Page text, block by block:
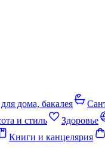
дома, бакалея
и стиль Здоровье
Книги и канцелярия